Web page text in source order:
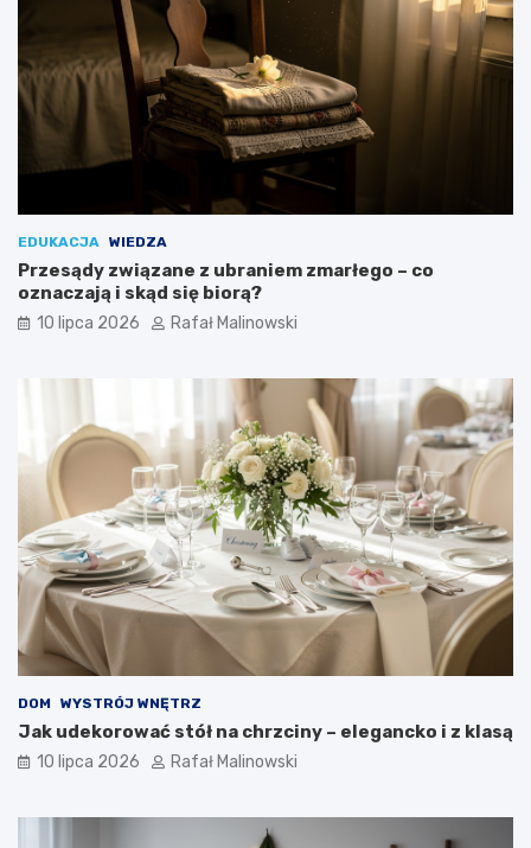
EDUKACJA WIEDZA
Przesądy związane z ubraniem zmarłego – co
oznaczają i skąd się biorą?
10 lipca 2026 Rafał Malinowski
DOM WYSTRÓJ WNĘTRZ
Jak udekorować stół na chrzciny – elegancko i z klasą
10 lipca 2026 Rafał Malinowski